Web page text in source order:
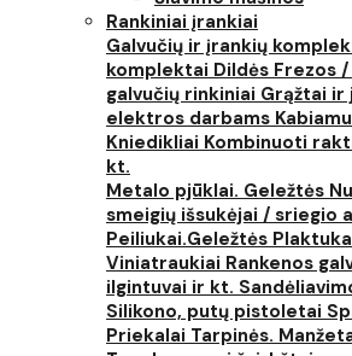
Rankiniai įrankiai
Galvučių ir įrankių
komplektai Dildės Frezos
galvučių rinkiniai Grąžtai ir
elektros darbams
Kniedikliai Kombinuoti
kt.
Metalo pjūklai. Geležtės
smeigių išsukėjai / sriegio
Peiliukai.Geležtės
Viniatraukiai Rankenos
ilgintuvai ir kt.
Silikono, putų pistoletai
Priekalai Tarpinės.